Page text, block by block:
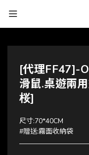
[代理FF47]-
滑鼠.桌遊兩
桜]
尺寸:70*40CM
#贈送:霧面收納袋